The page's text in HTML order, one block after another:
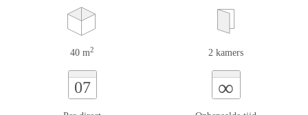
40 m2 2 kamers
07 ∞